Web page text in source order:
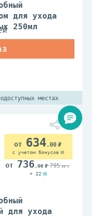
для ухода
250мл
местах
для ухода
634.00
с учетом бонусов
736 .00 795.00
+ 22